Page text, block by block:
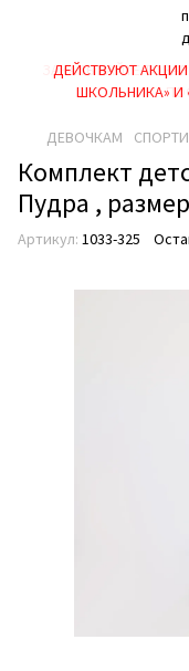
ДЕЙСТВУЮТ
ШКОЛЬНИКА» И
ДЕВОЧКАМ
Комплект
Пудра ,
Артикул: 1033-325